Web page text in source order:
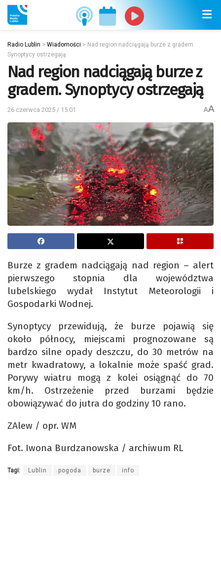
Radio Lublin > Wiadomości > Nad region nadciągają burze z gradem.
Synoptycy ostrzegają
Nad region nadciągają burze z
gradem. Synoptycy ostrzegają
26 czerwca 2025 / 15:01 AA
Burze z gradem nadciągają nad region – alert
pierwszego stopnia dla województwa
lubelskiego wydał Instytut Meteorologii i
Gospodarki Wodnej.
Synoptycy przewidują, że burze pojawią się
około północy, miejscami prognozowane są
bardzo silne opady deszczu, do 30 metrów na
metr kwadratowy, a lokalnie może spaść grad.
Porywy wiatru mogą z kolei osiągnąć do 70
km/h. Ostrzeżenie przed burzami będzie
obowiązywać do jutra do godziny 10 rano.
ZAlew / opr. WM
Fot. Iwona Burdzanowska / archiwum RL
Tagi: Lublin pogoda burze info